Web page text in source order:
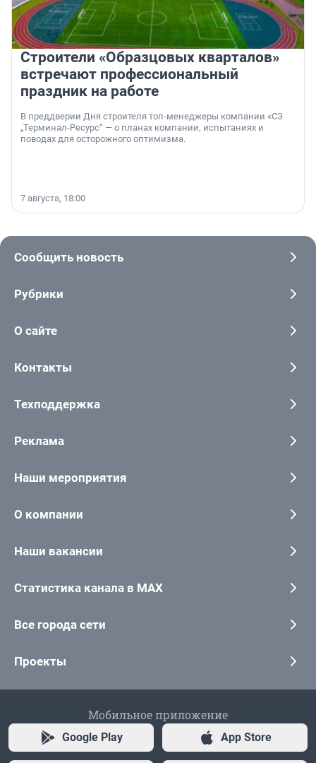
Строители «Образцовых кварталов»
встречают профессиональный
праздник на работе
В преддверии Дня строителя топ-менеджеры компании «СЗ
„Терминал-Ресурс“ — о планах компании, испытаниях и
поводах для осторожного оптимизма.
7 августа, 18:00
Сообщить новость
Рубрики
О сайте
Контакты
Техподдержка
Реклама
Наши мероприятия
О компании
Наши вакансии
Статистика канала в MAX
Все города сети
Проекты
Мобильное приложение
Google Play App Store